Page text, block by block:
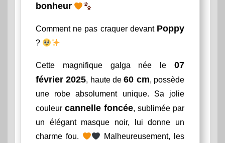
bonheur
Comment ne pas craquer devant Poppy
?
Cette magnifique galga née le 07
février 2025, haute de60 cm, possède
une robe absolument unique. Sa jolie
couleur cannelle foncée, sublimée par
un élégant masque noir, lui donne un
charme fou.
Malheureusement, les